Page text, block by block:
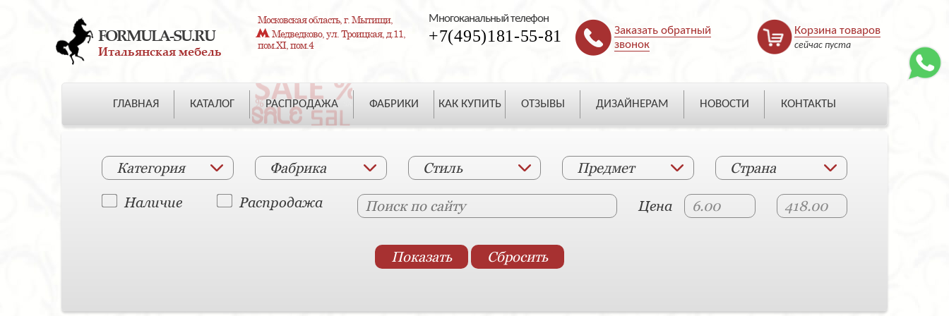
FORMULA-SU.RU
Итальянская мебель
Московская область, г. Мытищи,
Медведково, ул. Троицкая, д.11,
пом.XI, пом.4
Многоканальный телефон
+7(495)181-55-81
Заказать обратный
звонок
Корзина товаров
сейчас пуста
ГЛАВНАЯ КАТАЛОГ РАСПРОДАЖА ФАБРИКИ КАК КУПИТЬ ОТЗЫВЫ ДИЗАЙНЕРАМ НОВОСТИ КОНТАКТЫ
Категория Фабрика Стиль Предмет Страна
Наличие Распродажа Цена